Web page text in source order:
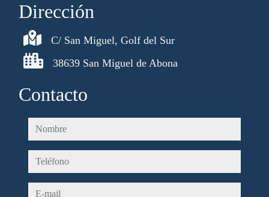
Dirección
C/ San Miguel, Golf del Sur
38639 San Miguel de Abona
Contacto
nombre
teléfono
e-mail